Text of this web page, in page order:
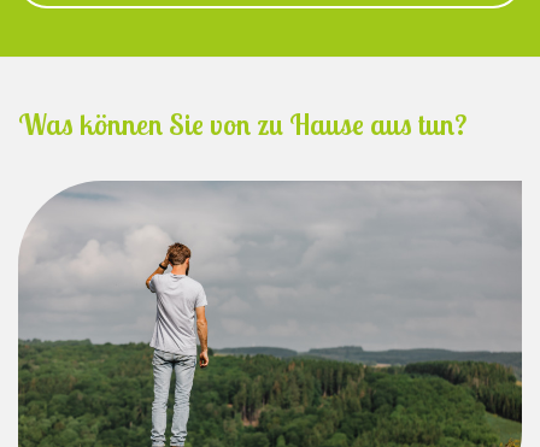
Was können Sie von zu Hause aus tun?